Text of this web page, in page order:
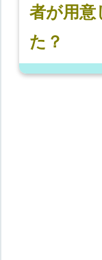
者が用意
た？